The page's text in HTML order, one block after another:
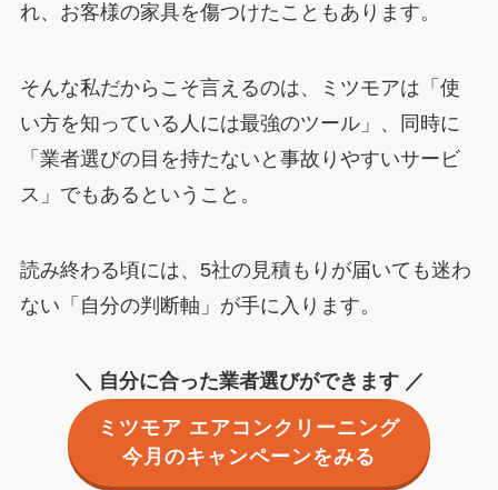
れ、お客様の家具を傷つけたこともあります。
そんな私だからこそ言えるのは、ミツモアは「使
い方を知っている人には最強のツール」、同時に
「業者選びの目を持たないと事故りやすいサービ
ス」でもあるということ。
読み終わる頃には、5社の見積もりが届いても迷わ
ない「自分の判断軸」が手に入ります。
＼ 自分に合った業者選びができます ／
ミツモア エアコンクリーニング
今月のキャンペーンをみる